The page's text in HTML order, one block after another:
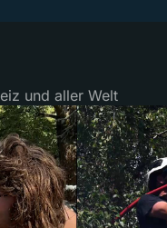
und aller Welt